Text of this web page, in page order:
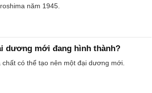
năm 1945.
dương mới đang hình thành?
có thể tạo nên một đại dương mới.